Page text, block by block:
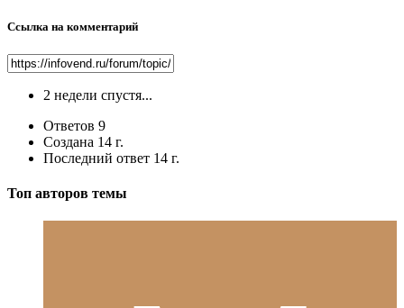
Ссылка на комментарий
2 недели спустя...
Ответов 9
Создана 14 г.
Последний ответ 14 г.
Топ авторов темы